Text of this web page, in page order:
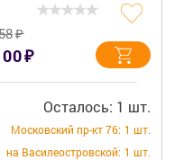
₽
₽
Осталось: 1 шт.
Московский пр-кт 76: 1 шт.
на Василеостровской: 1 шт.